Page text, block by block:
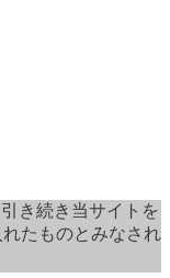
き続き当サイトを
たものとみなされ